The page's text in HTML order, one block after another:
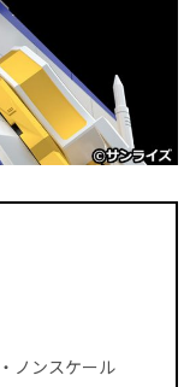
ンスケール